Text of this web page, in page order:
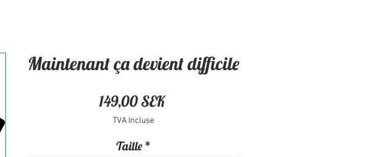
Maintenant ça devient difficile
149,00 SEKPrix
TVA Incluse
Taille *